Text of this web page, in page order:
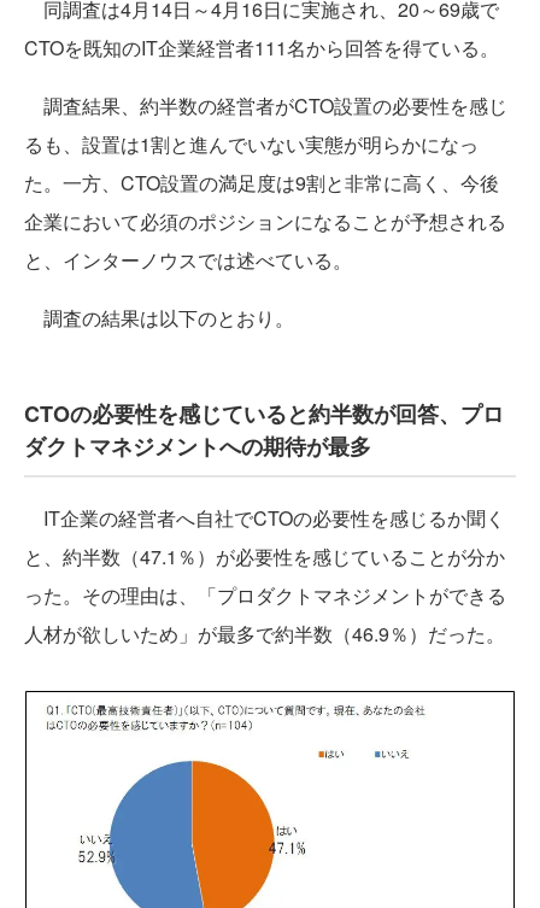
同調査は4月14日～4月16日に実施され、20～69歳で
CTOを既知のIT企業経営者111名から回答を得ている。
調査結果、約半数の経営者がCTO設置の必要性を感じ
るも、設置は1割と進んでいない実態が明らかになっ
た。一方、CTO設置の満足度は9割と非常に高く、今後
企業において必須のポジションになることが予想される
と、インターノウスでは述べている。
調査の結果は以下のとおり。
CTOの必要性を感じていると約半数が回答、プロ
ダクトマネジメントへの期待が最多
IT企業の経営者へ自社でCTOの必要性を感じるか聞く
と、約半数（47.1％）が必要性を感じていることが分か
った。その理由は、「プロダクトマネジメントができる
人材が欲しいため」が最多で約半数（46.9％）だった。